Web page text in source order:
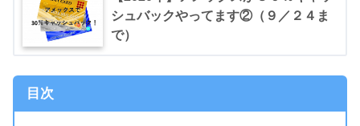
シュバックやってます②（９／２４ま
で）
目次